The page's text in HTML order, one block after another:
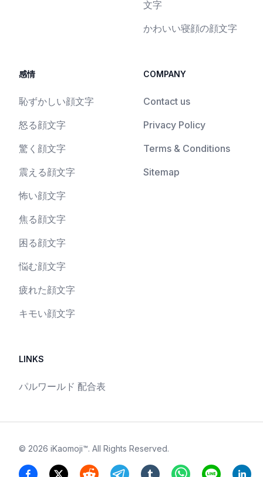
文字
かわいい寝顔の顔文字
感情
恥ずかしい顔文字
怒る顔文字
驚く顔文字
震える顔文字
怖い顔文字
焦る顔文字
困る顔文字
悩む顔文字
疲れた顔文字
キモい顔文字
COMPANY
Contact us
Privacy Policy
Terms & Conditions
Sitemap
LINKS
パルワールド 配合表
© 2026 iKaomoji™. All Rights Reserved.